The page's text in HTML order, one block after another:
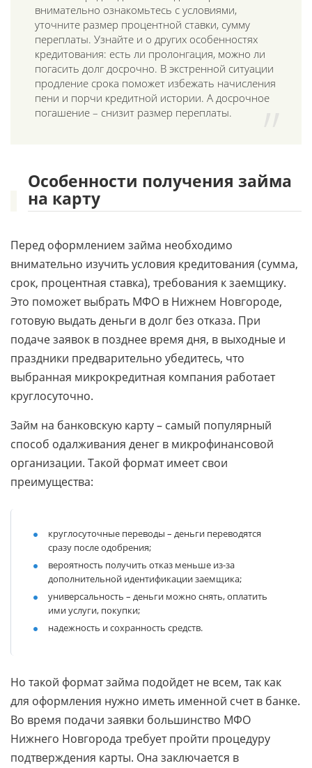
внимательно ознакомьтесь с условиями,
уточните размер процентной ставки, сумму
переплаты. Узнайте и о других особенностях
кредитования: есть ли пролонгация, можно ли
погасить долг досрочно. В экстренной ситуации
продление срока поможет избежать начисления
пени и порчи кредитной истории. А досрочное
погашение – снизит размер переплаты.
Особенности получения займа
на карту
Перед оформлением займа необходимо
внимательно изучить условия кредитования (сумма,
срок, процентная ставка), требования к заемщику.
Это поможет выбрать МФО в Нижнем Новгороде,
готовую выдать деньги в долг без отказа. При
подаче заявок в позднее время дня, в выходные и
праздники предварительно убедитесь, что
выбранная микрокредитная компания работает
круглосуточно.
Займ на банковскую карту – самый популярный
способ одалживания денег в микрофинансовой
организации. Такой формат имеет свои
преимущества:
круглосуточные переводы – деньги переводятся
сразу после одобрения;
вероятность получить отказ меньше из-за
дополнительной идентификации заемщика;
универсальность – деньги можно снять, оплатить
ими услуги, покупки;
надежность и сохранность средств.
Но такой формат займа подойдет не всем, так как
для оформления нужно иметь именной счет в банке.
Во время подачи заявки большинство МФО
Нижнего Новгорода требует пройти процедуру
подтверждения карты. Она заключается в